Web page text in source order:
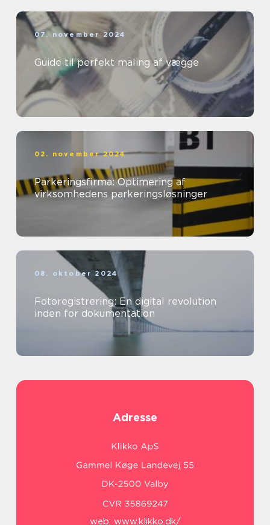
07. november 2024
Guide til perfekt maling af vægge
02. november 2024
Parkeringsfirma: Optimering af
virksomhedens parkeringsløsninger
08. oktober 2024
Fotoregistrering: En digital revolution
inden for dokumentation
Adresse
web: www.klikko.dk/